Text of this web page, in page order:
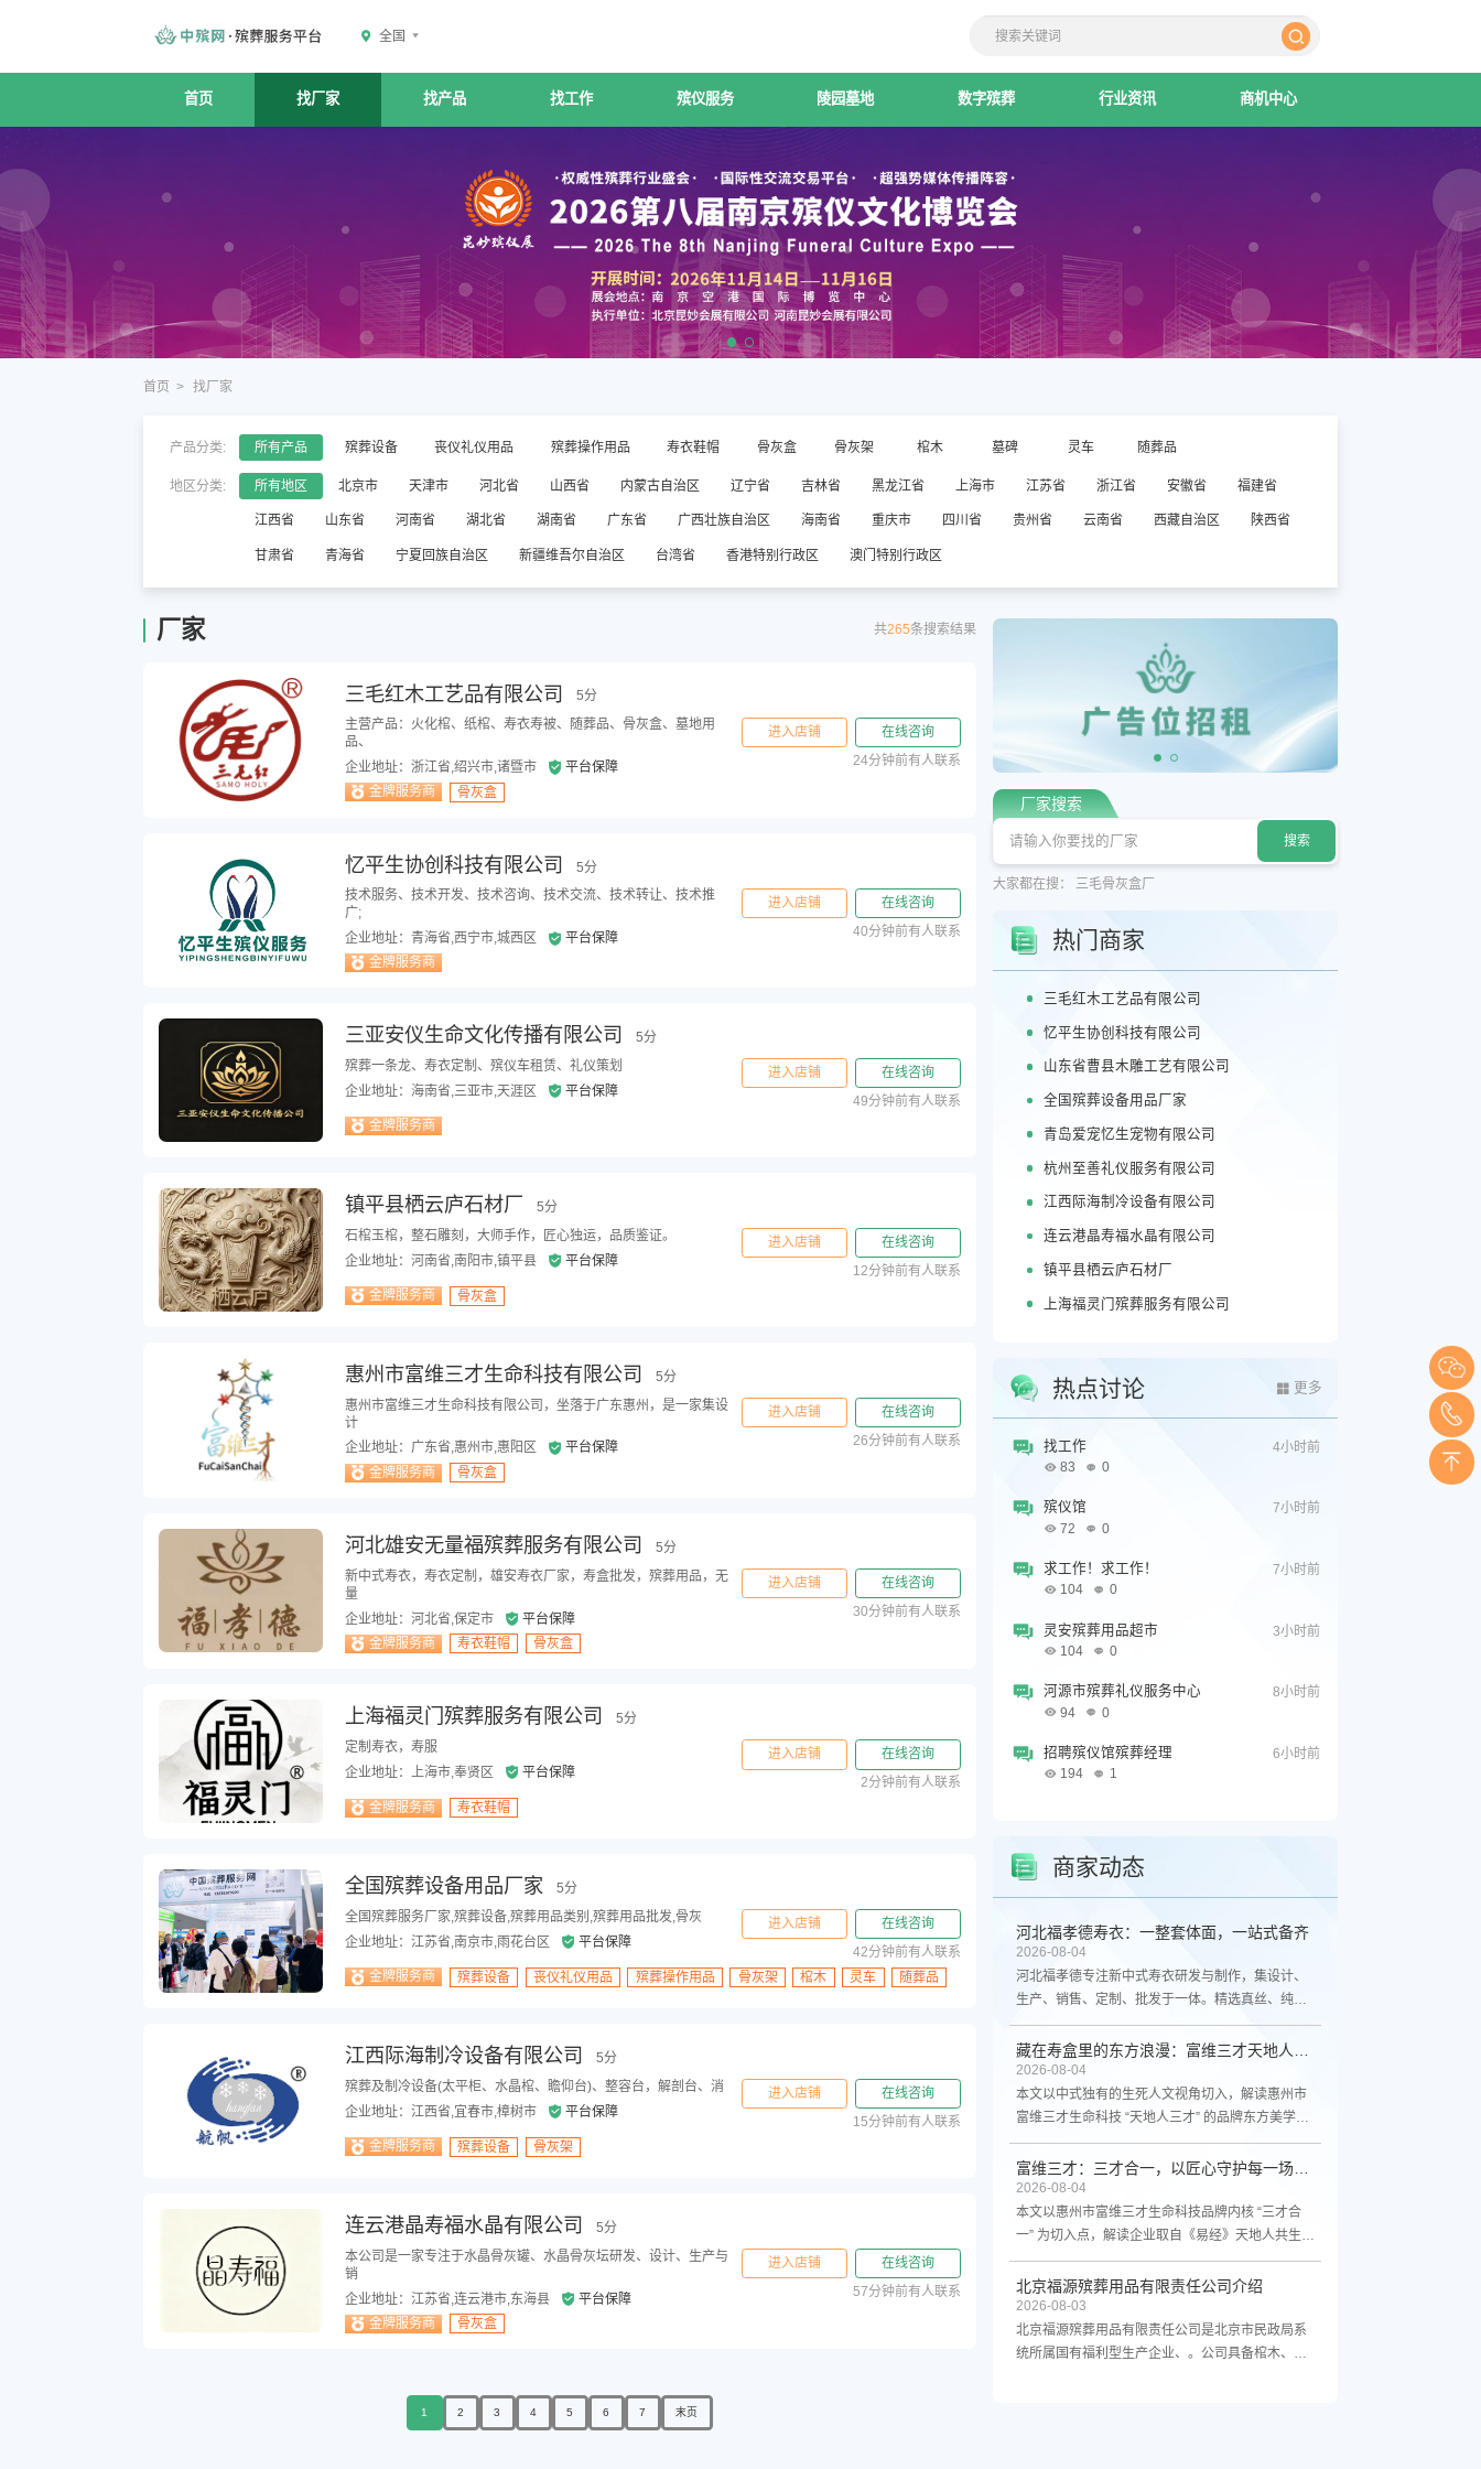
全国
首页 找厂家 找产品 找工作 殡仪服务 陵园墓地 数字殡葬 行业资讯 商机中心
首页 > 找厂家
产品分类: 所有产品 殡葬设备 丧仪礼仪用品 殡葬操作用品 寿衣鞋帽 骨灰盒 骨灰架 棺木 墓碑 灵车 随葬品
地区分类: 所有地区 北京市 天津市 河北省 山西省 内蒙古自治区 辽宁省 吉林省 黑龙江省 上海市 江苏省 浙江省 安徽省 福建省
江西省 山东省 河南省 湖北省 湖南省 广东省 广西壮族自治区 海南省 重庆市 四川省 贵州省 云南省 西藏自治区 陕西省
甘肃省 青海省 宁夏回族自治区 新疆维吾尔自治区 台湾省 香港特别行政区 澳门特别行政区
厂家 共265条搜索结果
三毛红木工艺品有限公司
5分
主营产品：火化棺、纸棺、寿衣寿被、随葬品、骨灰盒、墓地用
品、
企业地址：浙江省,绍兴市,诸暨市
平台保障
进入店铺
在线咨询
24分钟前有人联系
金牌服务商 骨灰盒
忆平生协创科技有限公司
5分
技术服务、技术开发、技术咨询、技术交流、技术转让、技术推
广;
企业地址：青海省,西宁市,城西区
平台保障
进入店铺
在线咨询
40分钟前有人联系
金牌服务商
三亚安仪生命文化传播有限公司
5分
殡葬一条龙、寿衣定制、殡仪车租赁、礼仪策划
企业地址：海南省,三亚市,天涯区
平台保障
进入店铺
在线咨询
49分钟前有人联系
金牌服务商
镇平县栖云庐石材厂
5分
石棺玉棺，整石雕刻，大师手作，匠心独运，品质鉴证。
企业地址：河南省,南阳市,镇平县
平台保障
进入店铺
在线咨询
12分钟前有人联系
金牌服务商
骨灰盒
惠州市富维三才生命科技有限公司
5分
惠州市富维三才生命科技有限公司，坐落于广东惠州，是一家集设
计
企业地址：广东省,惠州市,惠阳区
平台保障
进入店铺
在线咨询
26分钟前有人联系
金牌服务商 骨灰盒
河北雄安无量福殡葬服务有限公司
5分
新中式寿衣，寿衣定制，雄安寿衣厂家，寿盒批发，殡葬用品，无
量
企业地址：河北省,保定市
平台保障
进入店铺
在线咨询
30分钟前有人联系
金牌服务商 寿衣鞋帽 骨灰盒
上海福灵门殡葬服务有限公司
5分
定制寿衣，寿服
企业地址：上海市,奉贤区
平台保障
进入店铺
在线咨询
2分钟前有人联系
金牌服务商
寿衣鞋帽
全国殡葬设备用品厂家
5分
全国殡葬服务厂家,殡葬设备,殡葬用品类别,殡葬用品批发,骨灰
企业地址：江苏省,南京市,雨花台区
平台保障
进入店铺
在线咨询
42分钟前有人联系
金牌服务商
殡葬设备 丧仪礼仪用品 殡葬操作用品 骨灰架 棺木 灵车 随葬品
江西际海制冷设备有限公司
5分
殡葬及制冷设备(太平柜、水晶棺、瞻仰台)、整容台，解剖台、消
企业地址：江西省,宜春市,樟树市
平台保障
进入店铺
在线咨询
15分钟前有人联系
金牌服务商
殡葬设备 骨灰架
连云港晶寿福水晶有限公司
5分
本公司是一家专注于水晶骨灰罐、水晶骨灰坛研发、设计、生产与
销
企业地址：江苏省,连云港市,东海县
平台保障
进入店铺
在线咨询
57分钟前有人联系
金牌服务商 骨灰盒
1 2 3 4 5 6 7 末页
厂家搜索
大家都在搜： 三毛骨灰盒厂
热门商家
三毛红木工艺品有限公司
忆平生协创科技有限公司
山东省曹县木雕工艺有限公司
全国殡葬设备用品厂家
青岛爱宠忆生宠物有限公司
杭州至善礼仪服务有限公司
江西际海制冷设备有限公司
连云港晶寿福水晶有限公司
镇平县栖云庐石材厂
上海福灵门殡葬服务有限公司
热点讨论 更多
4小时前
找工作
83
0
7小时前
殡仪馆
72
0
7小时前
求工作！求工作！
104
0
3小时前
灵安殡葬用品超市
104
0
8小时前
河源市殡葬礼仪服务中心
94
0
6小时前
招聘殡仪馆殡葬经理
194
1
商家动态
河北福孝德寿衣：一整套体面，一站式备齐
2026-08-04
河北福孝德专注新中式寿衣研发与制作，集设计、
生产、销售、定制、批发于一体。精选真丝、纯
棉、香云纱等优质面料，融合东方美学与现代审
美，提供寿衣、寿帽、寿鞋、寿被等全套殡葬用
品。自有工厂，品质与交期双重保障，致力成为新
中式寿衣领域品质标杆。
2026-08-04
本文以中式独有的生死人文视角切入，解读惠州市
富维三才生命科技 “天地人三才” 的品牌东方美学内
核。品牌汲取《易经》三才哲思与五行民俗文化，
甄选金丝楠、香樟、榉木、镁合金等天然珍稀基
材，传承非遗手工大漆髹漆工艺，打造镁木五行、
实木五行、镁实亚水晶棺三大系列寿盒，将含蓄雅
致的中式审美、传统孝道寓意融入方寸殡葬礼器，
章同步介绍品牌全国区域加盟商招募政策，依托差
异化文化工艺壁垒，诚邀认同人文殡葬理念的合伙
人，共同传递藏于寿盒之中的东方浪漫，以匠心守
护每一段体面归途。
2026-08-04
本文以惠州市富维三才生命科技品牌内核 “三才合
一” 为切入点，解读企业取自《易经》天地人共生的
品牌理念，阐述品牌以敬畏生命、体面送别为初心
的经营信条。文章介绍企业依托金丝楠、香樟、镁
合金等珍稀基材，传承非遗天然大漆手工髹漆工
艺，打造镁木五行、实木五行、镁实亚水晶棺三大
差异化产品线，将易经五行民俗文化融入殡葬礼
北京福源殡葬用品有限责任公司介绍
2026-08-03
北京福源殡葬用品有限责任公司是北京市民政局系
统所属国有福利型生产企业、。公司具备棺木、骨